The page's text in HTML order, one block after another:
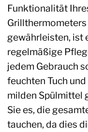
Funktionalität
gewährleisten, ist
regelmäßige
jedem Gebrauch
feuchten Tuch
milden Spülmittel
Sie es, die
tauchen, da dies